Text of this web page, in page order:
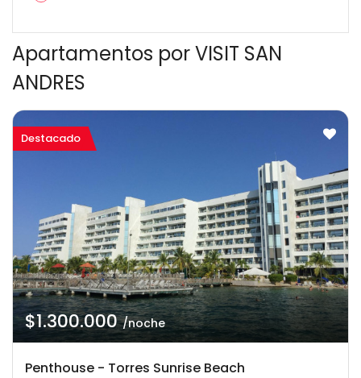
Apartamentos por VISIT SAN
ANDRES
Destacado
$1.300.000/noche
Penthouse - Torres Sunrise Beach